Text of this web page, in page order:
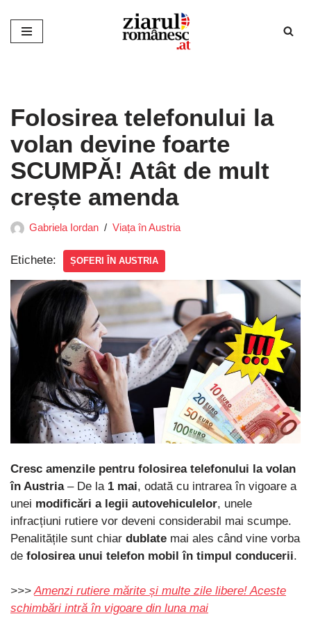
Sari
Folosirea telefonului la
volan devine foarte
SCUMPĂ! Atât de mult
crește amenda
Gabriela Iordan Viața în Austria
Etichete: ȘOFERI ÎN AUSTRIA
Cresc amenzile pentru folosirea telefonului la volan
în Austria– De la 1 mai, odată cu intrarea în vigoare a
unei modificări a legii autovehiculelor, unele
infracțiuni rutiere vor deveni considerabil mai scumpe.
Penalitățile sunt chiar dublate mai ales când vine vorba
de folosirea unui telefon mobil în timpul conducerii.
>>>Amenzi rutiere mărite și multe zile libere! Aceste
schimbări intră în vigoare din luna mai